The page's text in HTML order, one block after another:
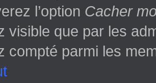
l’option Cacher
visible que par les
compté parmi les